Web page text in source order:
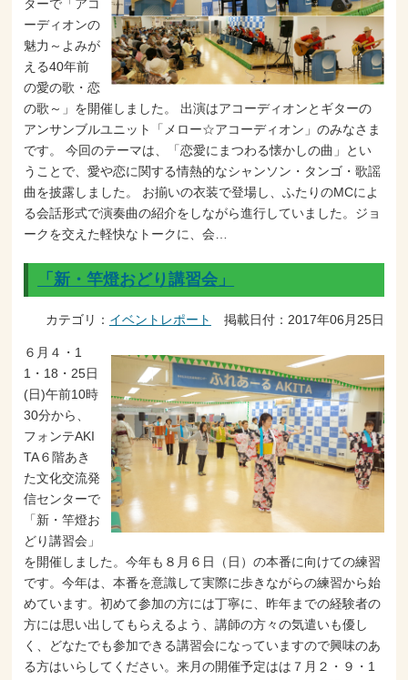
ターで「アコ
ーディオンの
魅力～よみが
える40年前
の愛の歌・恋
の歌～」を開催しました。 出演はアコーディオンとギターの
アンサンブルユニット「メロー☆アコーディオン」のみなさま
です。 今回のテーマは、「恋愛にまつわる懐かしの曲」とい
うことで、愛や恋に関する情熱的なシャンソン・タンゴ・歌謡
曲を披露しました。 お揃いの衣装で登場し、ふたりのMCによ
る会話形式で演奏曲の紹介をしながら進行していました。ジョ
ークを交えた軽快なトークに、会…
「新・竿燈おどり講習会」
カテゴリ： イベントレポート 掲載日付：2017年06月25日
６月４・1
1・18・25日
(日)午前10時
30分から、
フォンテAKI
TA６階あき
た文化交流発
信センターで
「新・竿燈お
どり講習会」
を開催しました。今年も８月６日（日）の本番に向けての練習
です。今年は、本番を意識して実際に歩きながらの練習から始
めています。初めて参加の方には丁寧に、昨年までの経験者の
方には思い出してもらえるよう、講師の方々の気遣いも優し
く、どなたでも参加できる講習会になっていますので興味のあ
る方はいらしてください。来月の開催予定はは７月２・９・1